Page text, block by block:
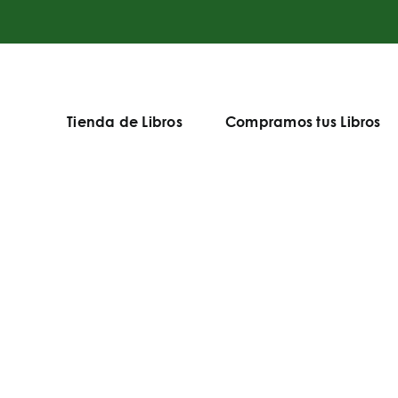
Tienda de Libros Compramos tus Libros